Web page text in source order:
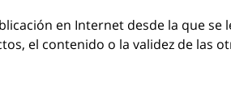
en Internet desde la que se
el contenido o la validez de las